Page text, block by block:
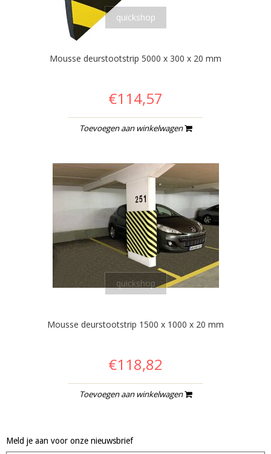
quickshop
Mousse deurstootstrip 5000 x 300 x 20 mm
€114,57
Toevoegen aan winkelwagen
quickshop
Mousse deurstootstrip 1500 x 1000 x 20 mm
€118,82
Toevoegen aan winkelwagen
Meld je aan voor onze nieuwsbrief